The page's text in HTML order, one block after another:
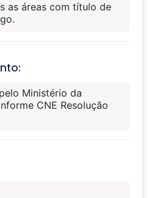
as áreas com título de
Ministério da
CNE Resolução